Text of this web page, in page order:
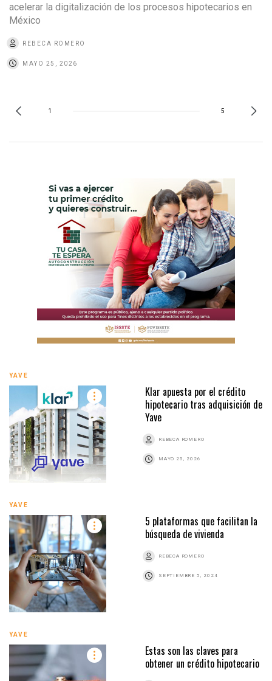
acelerar la digitalización de los procesos hipotecarios en
México
REBECA ROMERO
MAYO 25, 2026
1 5
YAVE
Klar apuesta por el crédito
hipotecario tras adquisición de
Yave
REBECA ROMERO
MAYO 25, 2026
YAVE
5 plataformas que facilitan la
búsqueda de vivienda
REBECA ROMERO
SEPTIEMBRE 5, 2024
YAVE
Estas son las claves para
obtener un crédito hipotecario